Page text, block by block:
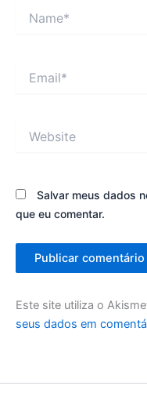
Salvar meus dados
que eu comentar.
Este site utiliza o
seus dados em